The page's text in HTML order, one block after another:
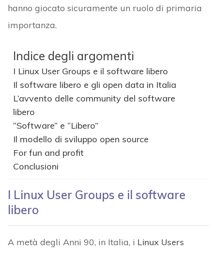
hanno giocato sicuramente un ruolo di primaria
importanza.
Indice degli argomenti
I Linux User Groups e il software libero
Il software libero e gli open data in Italia
L’avvento delle community del software
libero
“Software” e “Libero”
Il modello di sviluppo open source
For fun and profit
Conclusioni
I Linux User Groups e il software
libero
A metà degli Anni 90, in Italia, i Linux Users